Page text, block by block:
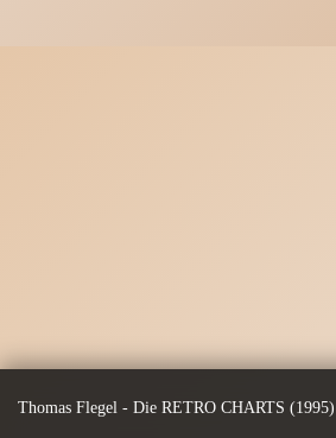
Thomas Flegel - Die RETRO CHARTS (1995)